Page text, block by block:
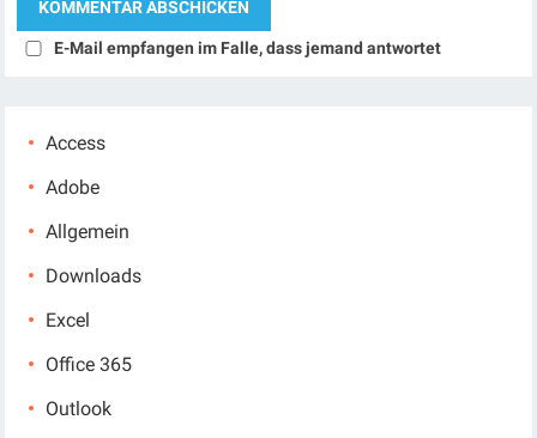
E-Mail empfangen im Falle, dass jemand antwortet
Access
Adobe
Allgemein
Downloads
Excel
Office 365
Outlook